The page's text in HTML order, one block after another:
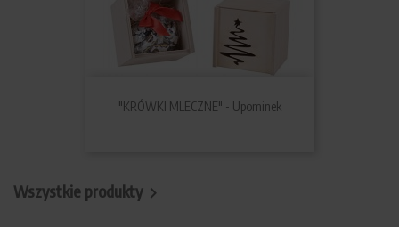
"KRÓWKI MLECZNE" - Upominek
Wszystkie produkty